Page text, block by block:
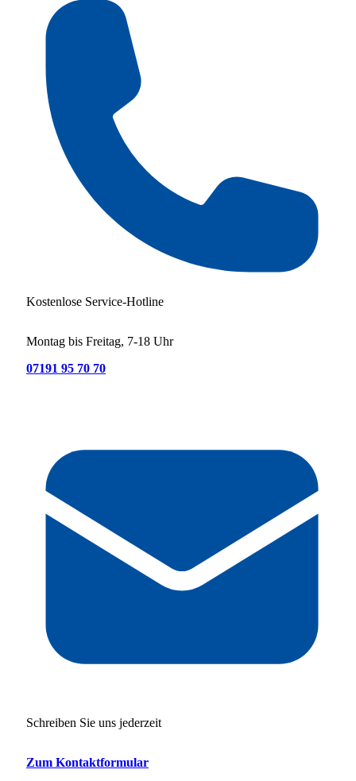
Kostenlose Service-Hotline
Montag bis Freitag, 7-18 Uhr
07191 95 70 70
Schreiben Sie uns jederzeit
Zum Kontaktformular